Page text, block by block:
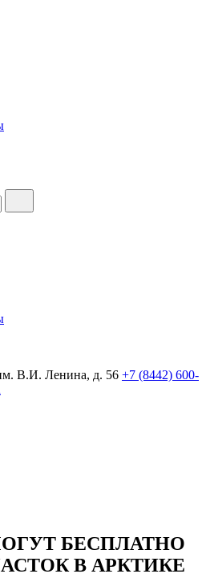
В.И. Ленина, д. 56 +7 (8442) 600-
БЕСПЛАТНО
В АРКТИКЕ